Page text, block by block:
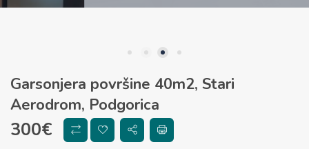
Garsonjera površine 40m2, Stari
Aerodrom, Podgorica
300€